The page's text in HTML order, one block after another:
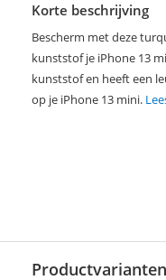
Korte beschrijving
Bescherm met deze
kunststof je iPhone 13
kunststof en heeft een
op je iPhone 13 mini.
Productvarianten